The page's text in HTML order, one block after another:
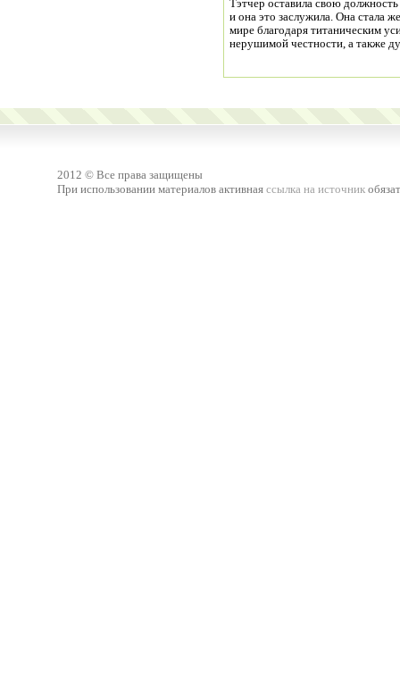
Тэтчер оставила свою
и она это заслужила. Она стала
мире благодаря титаническим
нерушимой честности, а также
2012 © Все права защищены
При использовании материалов активная ссылка на источник